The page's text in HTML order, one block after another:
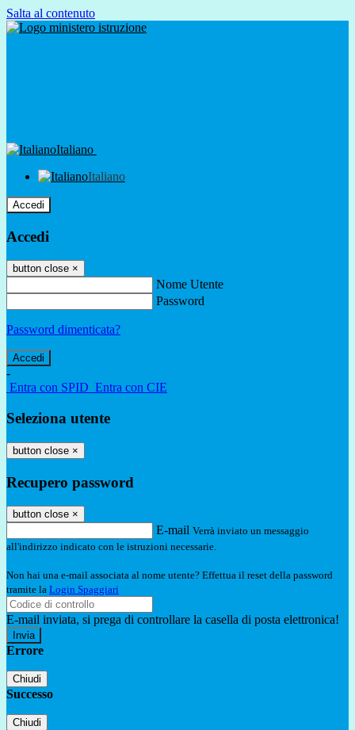
Salta al contenuto
Italiano
Italiano
Accedi
Accedi
button close ×
Nome Utente
Password
Password dimenticata?
-
Entra con SPID Entra con CIE
Seleziona utente
button close ×
Recupero password
button close ×
E-mail Verrà inviato un messaggio
all'indirizzo indicato con le istruzioni necessarie.
Non hai una e-mail associata al nome utente? Effettua il reset della password
tramite la Login Spaggiari
E-mail inviata, si prega di controllare la casella di posta elettronica!
Errore
Chiudi
Successo
Chiudi